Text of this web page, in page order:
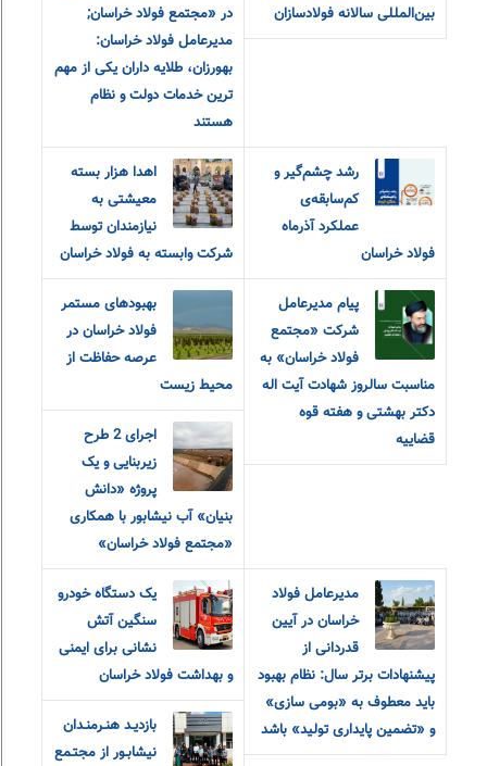
بین‌المللی سالانه فولادسازان
در «مجتمع فولاد خراسان;
مدیرعامل فولاد خراسان:
بهورزان، طلایه داران یکی از مهم
ترین خدمات دولت و نظام
هستند
رشد چشم‌گیر و
کم‌سابقه‌ی
عملکرد آذرماه
فولاد خراسان
اهدا هزار بسته
معیشتی به
نیازمندان توسط
شرکت وابسته به فولاد خراسان
پیام مدیرعامل
شرکت «مجتمع
فولاد خراسان» به
مناسبت سالروز شهادت آیت اله
دکتر بهشتی و هفته قوه
قضاییه
بهبودهای مستمر
فولاد خراسان در
عرصه حفاظت از
محیط زیست
اجرای 2 طرح
زیربنایی و یک
پروژه «دانش
بنیان» آب نیشابور با همکاری
«مجتمع فولاد خراسان»
مدیرعامل فولاد
خراسان در آیین
قدردانی از
پیشنهادات برتر سال: نظام بهبود
باید معطوف به «بومی سازی»
و «تضمین پایداری تولید» باشد
یک دستگاه خودرو
سنگین آتش
نشانی برای ایمنی
و بهداشت فولاد خراسان
بازديـد هنـرمنـدان
نيشابـور از مجتـمع